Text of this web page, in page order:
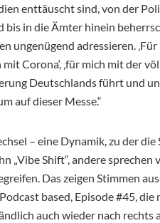
enttäuscht sind, von der
in die Ämter hinein
ungenügend adressieren.
Corona‘, ‚für mich mit der
Deutschlands führt und
auf dieser Messe.“
– eine Dynamik, zu der die
„Vibe Shift“, andere sprechen
Das zeigen Stimmen
based, Episode #45, die
auch wieder nach rechts